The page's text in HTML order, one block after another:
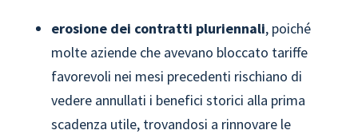
erosione dei contratti pluriennali, poiché
molte aziende che avevano bloccato tariffe
favorevoli nei mesi precedenti rischiano di
vedere annullati i benefici storici alla prima
scadenza utile, trovandosi a rinnovare le